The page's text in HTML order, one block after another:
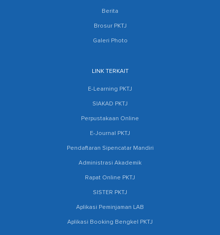
Berita
Brosur PKTJ
Galeri Photo
LINK TERKAIT
E-Learning PKTJ
SIAKAD PKTJ
Perpustakaan Online
E-Journal PKTJ
Pendaftaran Sipencatar Mandiri
Administrasi Akademik
Rapat Online PKTJ
SISTER PKTJ
Aplikasi Peminjaman LAB
Aplikasi Booking Bengkel PKTJ